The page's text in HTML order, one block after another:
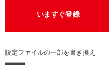
いますぐ登録
設定ファイルの一部を書き換え